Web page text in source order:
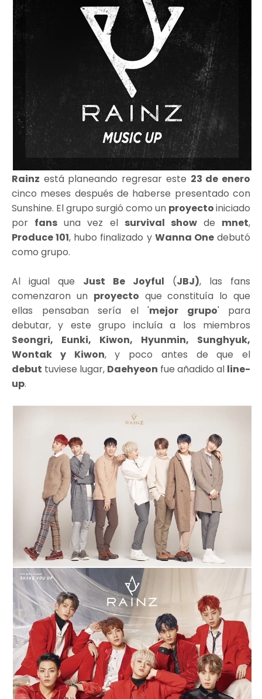
Rainz está planeando regresar este 23 de enero
cinco meses después de haberse presentado con
Sunshine. El grupo surgió como un proyectoiniciado
por fans una vez el survival showde mnet,
Produce 101, hubo finalizado y Wanna Onedebutó
como grupo.
Al igual que Just Be Joyful (JBJ), las fans
comenzaron un proyecto que constituía lo que
ellas pensaban sería el 'mejor grupo' para
debutar, y este grupo incluía a los miembros
Seongri, Eunki, Kiwon, Hyunmin, Sunghyuk,
Wontak y Kiwon, y poco antes de que el
debut tuviese lugar, Daehyeon fue añadido al line-
up.